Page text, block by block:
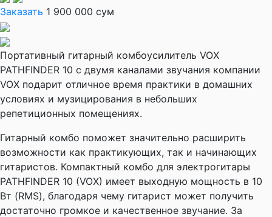
Заказать 1 900 000 сум
Портативный гитарный комбоусилитель VOX
PATHFINDER 10 с двумя каналами звучания компании
VOX подарит отличное время практики в домашних
условиях и музицирования в небольших
репетиционных помещениях.
Гитарный комбо поможет значительно расширить
возможности как практикующих, так и начинающих
гитаристов. Компактный комбо для электрогитары
PATHFINDER 10 (VOX) имеет выходную мощность в 10
Вт (RMS), благодаря чему гитарист может получить
достаточно громкое и качественное звучание. За